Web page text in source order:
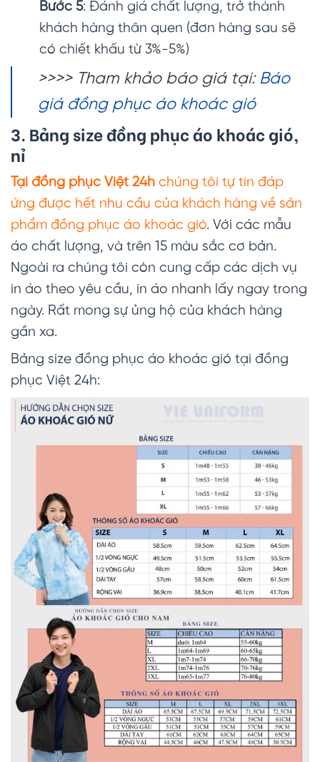
Bước 5: Đánh giá chất lượng, trở thành
khách hàng thân quen (đơn hàng sau sẽ
có chiết khấu từ 3%-5%)
>>>> Tham khảo báo giá tại: Báo
giá đồng phục áo khoác gió
3. Bảng size đồng phục áo khoác gió,
nỉ
Tại đồng phục Việt 24h chúng tôi tự tin đáp
ứng được hết nhu cầu của khách hàng về sản
phẩm đồng phục áo khoác gió. Với các mẫu
áo chất lượng, và trên 15 màu sắc cơ bản.
Ngoài ra chúng tôi còn cung cấp các dịch vụ
in áo theo yêu cầu, in áo nhanh lấy ngay trong
ngày. Rất mong sự ủng hộ của khách hàng
gần xa.
Bảng size đồng phục áo khoác gió tại đồng
phục Việt 24h: